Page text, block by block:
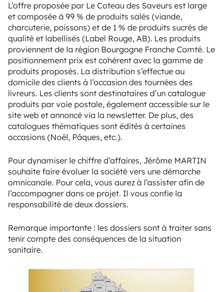
L’offre proposée par Le Coteau des Saveurs est large
et composée à 99 % de produits salés (viande,
charcuterie, poissons) et de 1 % de produits sucrés de
qualité et labellisés (Label Rouge, AB). Les produits
proviennent de la région Bourgogne Franche Comté. Le
positionnement prix est cohérent avec la gamme de
produits proposés. La distribution s’effectue au
domicile des clients à l’occasion des tournées des
livreurs. Les clients sont destinataires d’un catalogue
produits par voie postale, également accessible sur le
site web et annoncé via la newsletter. De plus, des
catalogues thématiques sont édités à certaines
occasions (Noël, Pâques, etc.).
Pour dynamiser le chiffre d’affaires, Jérôme MARTIN
souhaite faire évoluer la société vers une démarche
omnicanale. Pour cela, vous aurez à l’assister afin de
l’accompagner dans ce projet. Il vous confie la
responsabilité de deux dossiers.
Remarque importante : les dossiers sont à traiter sans
tenir compte des conséquences de la situation
sanitaire.